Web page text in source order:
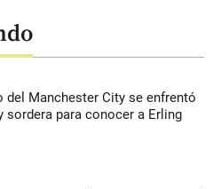
del Manchester City se enfrentó
sordera para conocer a Erling